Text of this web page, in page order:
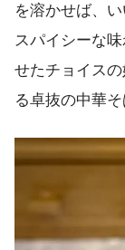
を溶かせば、
スパイシーな
せたチョイス
る卓抜の中華